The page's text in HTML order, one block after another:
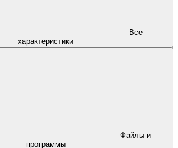
характеристики
программы